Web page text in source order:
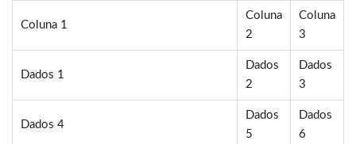
Coluna 1
Coluna
2
Coluna
3
Dados 1
Dados
2
Dados
3
Dados 4
Dados
5
Dados
6